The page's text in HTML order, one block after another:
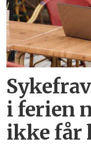
i ferien
ikke får